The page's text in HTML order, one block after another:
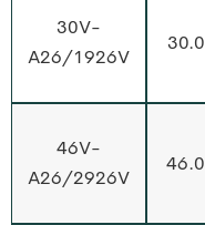
30V-
A26/1926V
30.0
46V-
A26/2926V
46.0